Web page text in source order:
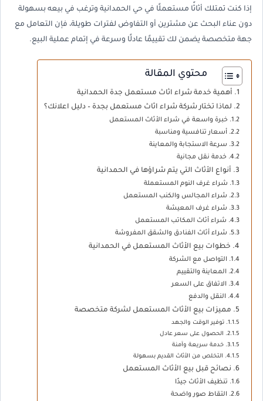
إذا كنت تمتلك أثاثًا مستعملًا في حي الحمدانية وترغب في بيعه بسهولة
دون عناء البحث عن مشترين أو التفاوض لفترات طويلة، فإن التعامل مع
جهة متخصصة يضمن لك تقييمًا عادلًا وسرعة في إتمام عملية البيع.
محتوي المقالة
أهمية خدمة شراء اثاث مستعمل جدة الحمدانية
لماذا تختار شركة شراء اثاث مستعمل بجدة – دليل اعلانك؟
خبرة واسعة في شراء الأثاث المستعمل
أسعار تنافسية ومناسبة
سرعة الاستجابة والمعاينة
خدمة نقل مجانية
أنواع الأثاث التي يتم شراؤها في الحمدانية
شراء غرف النوم المستعملة
شراء المجالس والكنب المستعمل
شراء غرف المعيشة
شراء أثاث المكاتب المستعمل
شراء أثاث الفنادق والشقق المفروشة
خطوات بيع الأثاث المستعمل في الحمدانية
التواصل مع الشركة
المعاينة والتقييم
الاتفاق على السعر
النقل والدفع
مميزات بيع الأثاث المستعمل لشركة متخصصة
توفير الوقت والجهد
الحصول على سعر عادل
خدمة سريعة وآمنة
التخلص من الأثاث القديم بسهولة
نصائح قبل بيع الأثاث المستعمل
تنظيف الأثاث جيدًا
التقاط صور واضحة